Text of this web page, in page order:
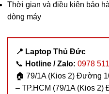
Thời gian và điều kiện bảo
dòng máy
📍 Laptop Thủ Đức
📞 Hotline / Zalo: 0978
🏠 79/1A (Kios 2) Đường
– TP.HCM (79/1A (Kios